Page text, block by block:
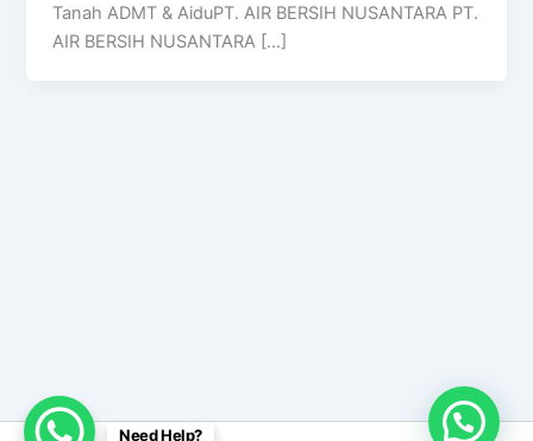
Tanah ADMT & AiduPT. AIR BERSIH NUSANTARA PT.
AIR BERSIH NUSANTARA […]
Need Help?